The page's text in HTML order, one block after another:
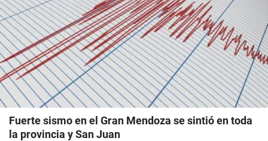
Fuerte sismo en el Gran Mendoza se sintió en toda
la provincia y San Juan